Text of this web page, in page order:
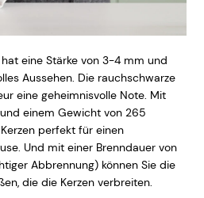
eine Stärke von 3-4 mm und
Aussehen. Die rauchschwarze
eine geheimnisvolle Note. Mit
einem Gewicht von 265
perfekt für einen
Und mit einer Brenndauer von
Abbrennung) können Sie die
die die Kerzen verbreiten.